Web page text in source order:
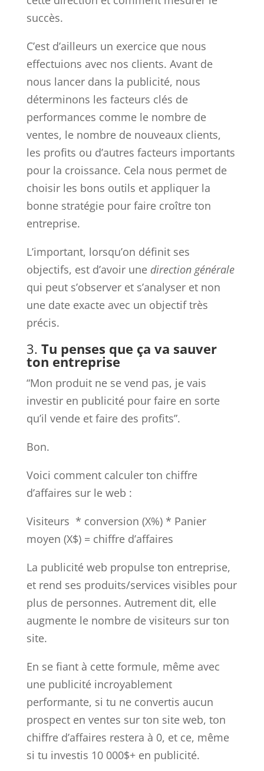
succès.
C’est d’ailleurs un exercice que nous
effectuions avec nos clients. Avant de
nous lancer dans la publicité, nous
déterminons les facteurs clés de
performances comme le nombre de
ventes, le nombre de nouveaux clients,
les profits ou d’autres facteurs importants
pour la croissance. Cela nous permet de
choisir les bons outils et appliquer la
bonne stratégie pour faire croître ton
entreprise.
L’important, lorsqu’on définit ses
objectifs, est d’avoir une direction générale
qui peut s’observer et s’analyser et non
une date exacte avec un objectif très
précis.
3. Tu penses que ça va sauver
ton entreprise
“Mon produit ne se vend pas, je vais
investir en publicité pour faire en sorte
qu’il vende et faire des profits”.
Bon.
Voici comment calculer ton chiffre
d’affaires sur le web :
Visiteurs * conversion (X%) * Panier
moyen (X$) = chiffre d’affaires
La publicité web propulse ton entreprise,
et rend ses produits/services visibles pour
plus de personnes. Autrement dit, elle
augmente le nombre de visiteurs sur ton
site.
En se fiant à cette formule, même avec
une publicité incroyablement
performante, si tu ne convertis aucun
prospect en ventes sur ton site web, ton
chiffre d’affaires restera à 0, et ce, même
si tu investis 10 000$+ en publicité.